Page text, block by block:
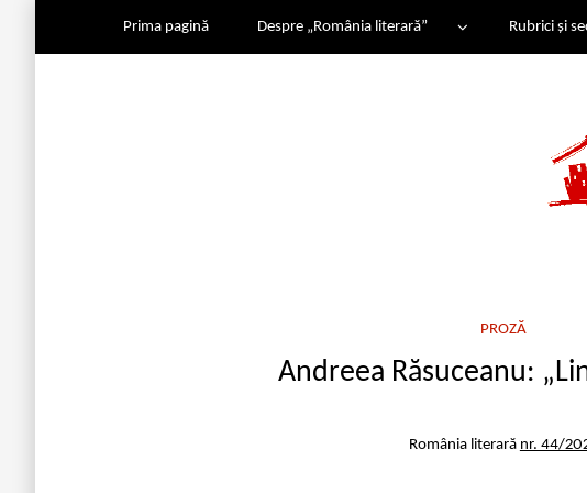
Prima pagină Despre „România literară” Rubrici și
PROZĂ
Andreea Răsuceanu:
România literară nr. 44/